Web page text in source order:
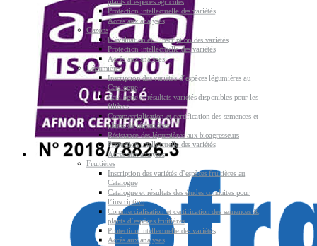
Protection intellectuelle des variétés
Accès aux analyses
Gazons
L’évaluation et l’inscription des variétés
Protection intellectuelle des variétés
Accès aux analyses
Légumières
Inscription des variétés d’espèces légumières au
Catalogue
Catalogue et résultats variétés disponibles pour les
filières
Commercialisation et certification des semences et
plants de légumières
Résistance des légumières aux bioagresseurs
Protection intellectuelle des variétés
Accès aux analyses
Fruitières
Inscription des variétés d’espèces fruitières au
Catalogue
Catalogue et résultats des études conduites pour
l’inscription
Commercialisation et certification des semences &
plants d’espèces fruitières
Protection intellectuelle des variétés
Accès aux analyses